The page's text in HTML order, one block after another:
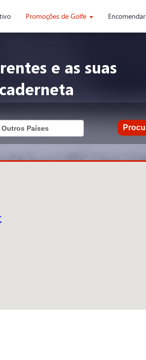
Promoções de Golfe Encomendar
e as suas